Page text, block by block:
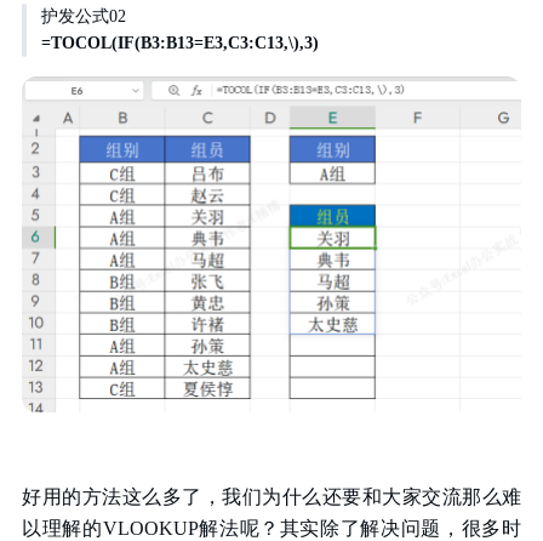
护发公式02
=TOCOL(IF(B3:B13=E3,C3:C13,\),3)
好用的方法这么多了，我们为什么还要和大家交流那么难
以理解的VLOOKUP解法呢？其实除了解决问题，很多时